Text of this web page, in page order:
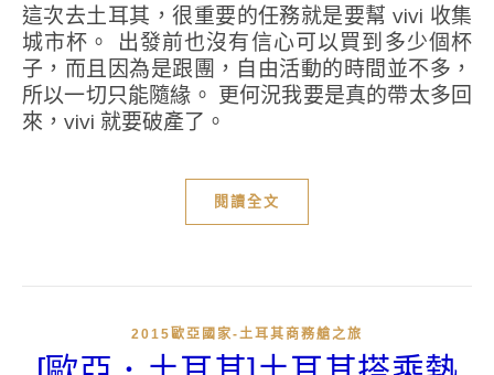
這次去土耳其，很重要的任務就是要幫 vivi 收集
城市杯。 出發前也沒有信心可以買到多少個杯
子，而且因為是跟團，自由活動的時間並不多，
所以一切只能隨緣。 更何況我要是真的帶太多回
來，vivi 就要破產了。
閱讀全文
2015歐亞國家-土耳其商務艙之旅